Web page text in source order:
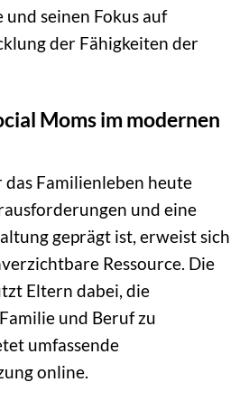
und seinen Fokus auf
der Fähigkeiten der
Moms im modernen
Familienleben heute
und eine
geprägt ist, erweist sich
Ressource. Die
Eltern dabei, die
und Beruf zu
umfassende
online.